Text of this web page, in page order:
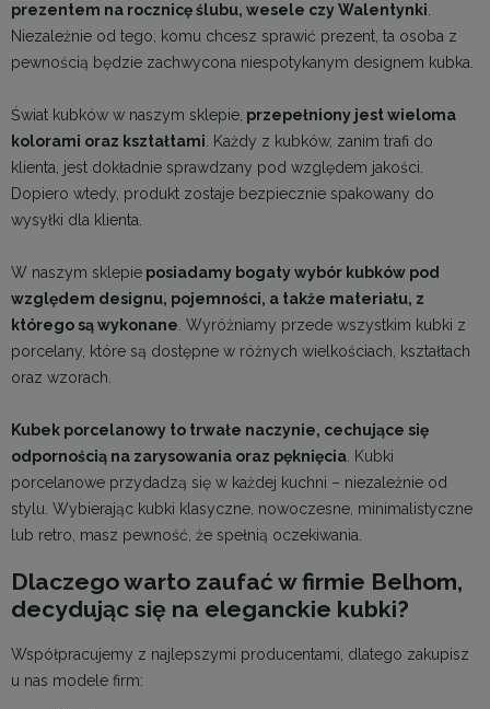
prezentem na rocznicę ślubu, wesele czy Walentynki
Niezależnie od tego, komu chcesz sprawić prezent, ta osoba z
pewnością będzie zachwycona niespotykanym designem kubka.
Świat kubków w naszym sklepie, przepełniony jest wieloma
kolorami oraz kształtami . Każdy z kubków, zanim trafi do
klienta, jest dokładnie sprawdzany pod względem jakości.
Dopiero wtedy, produkt zostaje bezpiecznie spakowany do
wysyłki dla klienta.
W naszym sklepie posiadamy bogaty wybór kubków pod
względem designu, pojemności, a także materiału, z
którego są wykonane . Wyróżniamy przede wszystkim kubki z
porcelany, które są dostępne w różnych wielkościach, kształtach
oraz wzorach.
Kubek porcelanowy to trwałe naczynie, cechujące się
odpornością na zarysowania oraz pęknięcia . Kubki
porcelanowe przydadzą się w każdej kuchni – niezależnie od
stylu. Wybierając kubki klasyczne, nowoczesne, minimalistyczne
lub retro, masz pewność, że spełnią oczekiwania.
Dlaczego warto zaufać w firmie Belhom,
decydując się na eleganckie kubki?
Współpracujemy z najlepszymi producentami, dlatego zakupisz
u nas modele firm: